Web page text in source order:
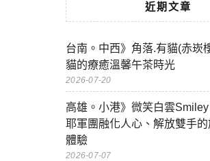
近期文章
台南。中西》角落.有貓(赤崁
貓的療癒溫馨午茶時光
2026-07-20
高雄。小港》微笑白雲
耶軍團融化人心、解放雙手
體驗
2026-07-07